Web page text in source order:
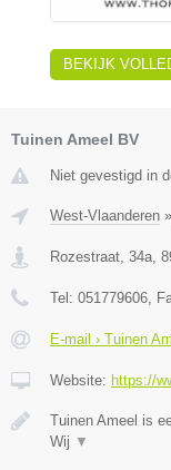
BEKIJK
Tuinen Ameel BV
Niet gevestigd in
West-Vlaanderen »
Rozestraat, 34a,
Tel: 051779606,
E-mail › Tuinen
Website: https://
Tuinen Ameel is
Wij ▼